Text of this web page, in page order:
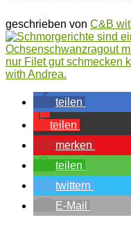
geschrieben von C&B
teilen
teilen
merken
teilen
twittern
E-Mail